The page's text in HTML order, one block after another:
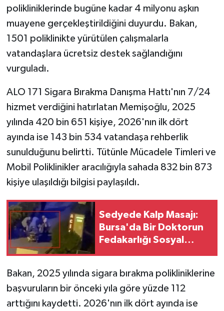
polikliniklerinde bugüne kadar 4 milyonu aşkın
muayene gerçekleştirildiğini duyurdu. Bakan,
1501 poliklinikte yürütülen çalışmalarla
vatandaşlara ücretsiz destek sağlandığını
vurguladı.
ALO 171 Sigara Bırakma Danışma Hattı'nın 7/24
hizmet verdiğini hatırlatan Memişoğlu, 2025
yılında 420 bin 651 kişiye, 2026'nın ilk dört
ayında ise 143 bin 534 vatandaşa rehberlik
sunulduğunu belirtti. Tütünle Mücadele Timleri ve
Mobil Poliklinikler aracılığıyla sahada 832 bin 873
kişiye ulaşıldığı bilgisi paylaşıldı.
Sedyede Kalp Masajı:
Bursa'da Bir Doktorun
Fedakarlığı Sosyal
Bakan, 2025 yılında sigara bırakma polikliniklerine
başvuruların bir önceki yıla göre yüzde 112
arttığını kaydetti. 2026'nın ilk dört ayında ise